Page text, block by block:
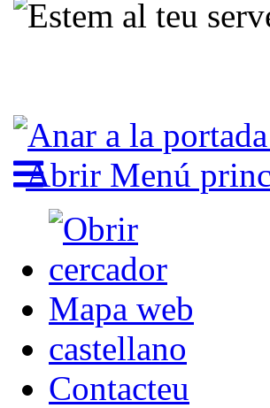
Abrir Menú
Mapa web
castellano
Contacteu